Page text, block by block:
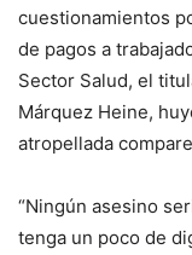
cuestionamientos
de pagos a
Sector Salud, el
Márquez Heine,
atropellada
“Ningún asesino
tenga un poco de